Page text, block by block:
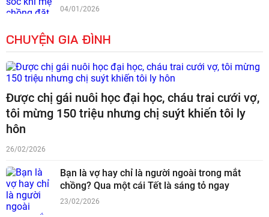
04/01/2026
CHUYỆN GIA ĐÌNH
Được chị gái nuôi học đại học, cháu trai cưới vợ,
tôi mừng 150 triệu nhưng chị suýt khiến tôi ly
hôn
26/02/2026
Bạn là vợ hay chỉ là người ngoài trong mắt
chồng? Qua một cái Tết là sáng tỏ ngay
23/02/2026